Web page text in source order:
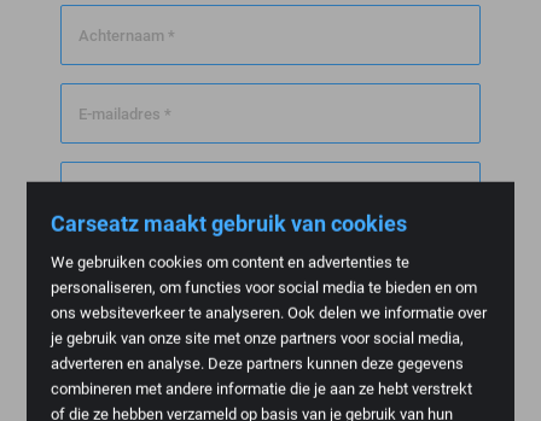
Carseatz maakt gebruik van cookies
We gebruiken cookies om content en advertenties te
personaliseren, om functies voor social media te bieden en om
ons websiteverkeer te analyseren. Ook delen we informatie over
je gebruik van onze site met onze partners voor social media,
adverteren en analyse. Deze partners kunnen deze gegevens
combineren met andere informatie die je aan ze hebt verstrekt
of die ze hebben verzameld op basis van je gebruik van hun
Achternaam *
E-mailadres *
Merk auto
Model auto